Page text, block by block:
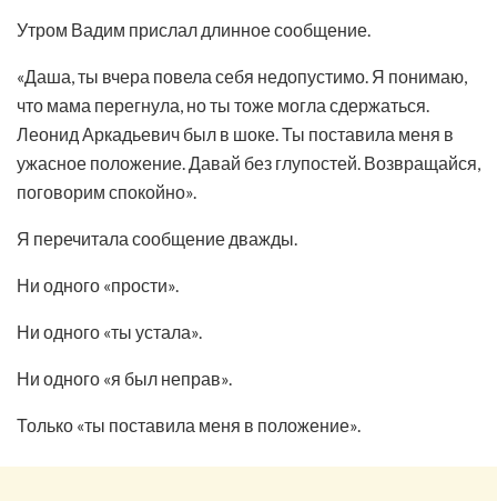
Утром Вадим прислал длинное сообщение.
«Даша, ты вчера повела себя недопустимо. Я понимаю,
что мама перегнула, но ты тоже могла сдержаться.
Леонид Аркадьевич был в шоке. Ты поставила меня в
ужасное положение. Давай без глупостей. Возвращайся,
поговорим спокойно».
Я перечитала сообщение дважды.
Ни одного «прости».
Ни одного «ты устала».
Ни одного «я был неправ».
Только «ты поставила меня в положение».